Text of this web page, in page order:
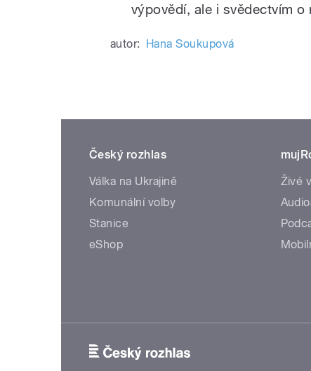
výpovědí, ale i svědectvím
autor: Hana Soukupová
Český rozhlas
Válka na Ukrajině
Komunální volby
Stanice
eShop
Živé